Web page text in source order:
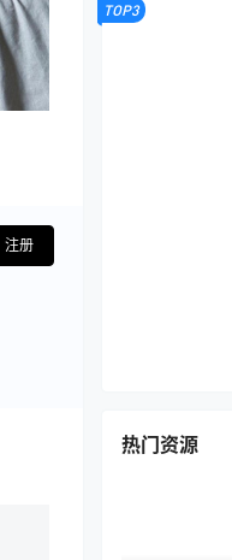
注册
TOP3
热门资源